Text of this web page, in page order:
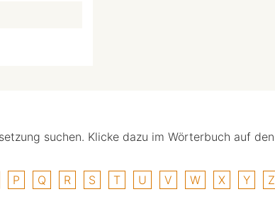
suchen. Klicke dazu im Wörterbuch auf den
P Q R S T U V W X Y Z